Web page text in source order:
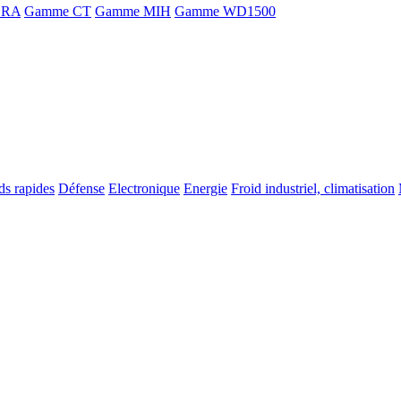
Gamme CT Gamme MIH Gamme WD1500
rapides Défense Electronique Energie Froid industriel, climatisation